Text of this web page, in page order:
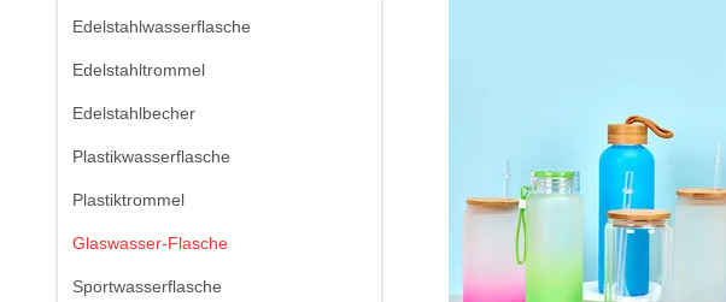
Edelstahlwasserflasche
Edelstahltrommel
Edelstahlbecher
Plastikwasserflasche
Plastiktrommel
Glaswasser-Flasche
Sportwasserflasche